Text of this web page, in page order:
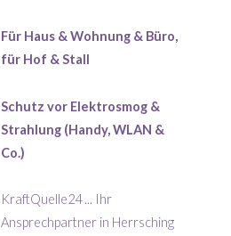
Für Haus & Wohnung & Büro,
für Hof & Stall
Schutz vor Elektrosmog &
Strahlung (Handy, WLAN &
Co.)
KraftQuelle24 ... Ihr
Ansprechpartner in Herrsching